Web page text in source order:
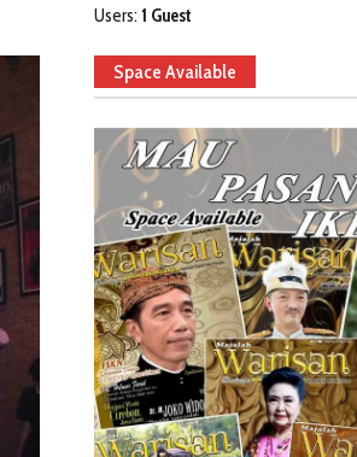
Users: 1 Guest
Space Available